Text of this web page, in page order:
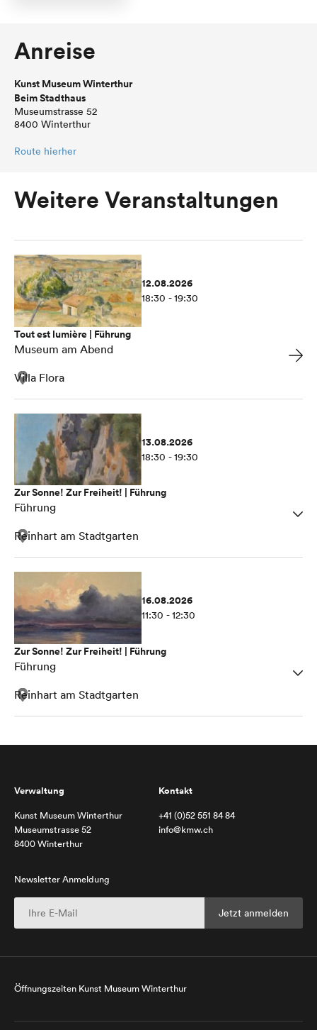
Anreise
Kunst Museum Winterthur
Beim Stadthaus
Museumstrasse 52
8400 Winterthur
Route hierher
Weitere Veranstaltungen
12.08.2026
18:30 - 19:30
Tout est lumière | Führung
Museum am Abend
Villa Flora
13.08.2026
18:30 - 19:30
Zur Sonne! Zur Freiheit! | Führung
Führung
Reinhart am Stadtgarten
16.08.2026
11:30 - 12:30
Zur Sonne! Zur Freiheit! | Führung
Führung
Reinhart am Stadtgarten
Verwaltung
Kunst Museum Winterthur
Museumstrasse 52
8400 Winterthur
Kontakt
+41 (0)52 551 84 84
info@kmw.ch
Newsletter Anmeldung
Öffnungszeiten Kunst Museum Winterthur